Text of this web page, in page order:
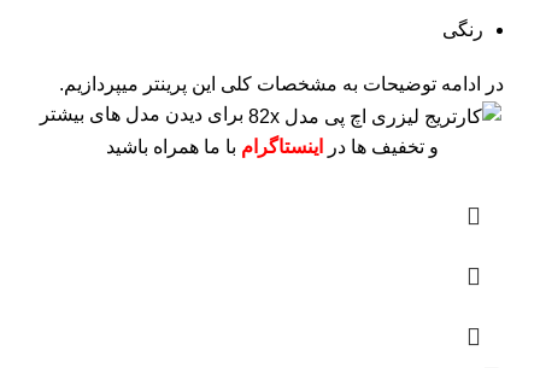
رنگی
در ادامه توضیحات به مشخصات کلی این پرینتر میپردازیم.
برای دیدن مدل های بیشتر
و تخفیف ها در
اینستاگرام با ما همراه باشید